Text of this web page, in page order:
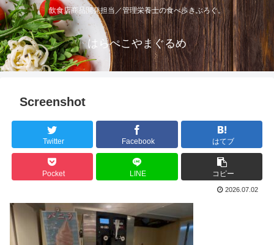
飲食店商品開発担当／管理栄養士の食べ歩きぶろぐ。
はらぺこやまぐるめ
Screenshot
Twitter Facebook はてブ
Pocket LINE コピー
2026.07.02